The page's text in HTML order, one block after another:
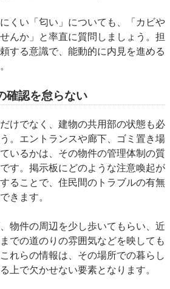
くい「匂い」についても、「カビや
んか」と率直に質問しましょう。担
する意識で、能動的に内見を進める
確認を怠らない
けでなく、建物の共用部の状態も必
。エントランスや廊下、ゴミ置き場
いるかは、その物件の管理体制の質
す。掲示板にどのような注意喚起が
ることで、住民間のトラブルの有無
きます。
物件の周辺を少し歩いてもらい、近
での道のりの雰囲気などを映しても
れらの情報は、その場所での暮らし
上で欠かせない要素となります。